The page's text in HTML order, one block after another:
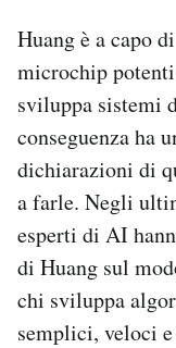
Huang è a capo
microchip
sviluppa sistemi
conseguenza ha
dichiarazioni di
a farle. Negli
esperti di AI
di Huang sul
chi sviluppa
semplici, veloci